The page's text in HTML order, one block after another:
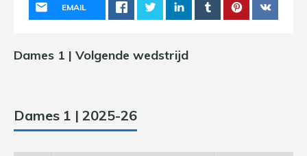
EMAIL
Dames 1 | Volgende wedstrijd
Dames 1 | 2025-26